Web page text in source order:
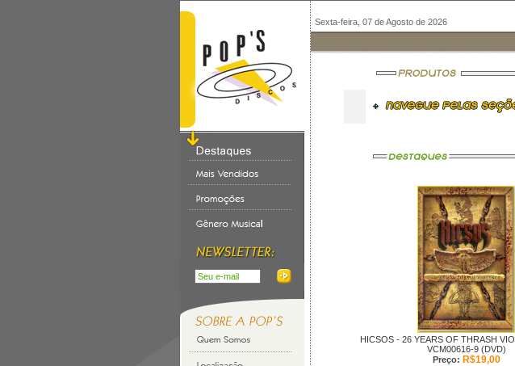
Sexta-feira, 07 de Agosto de 2026
HICSOS - 26 YEARS OF THRASH
VCM00616-9 (DVD)
Preço: R$19,00